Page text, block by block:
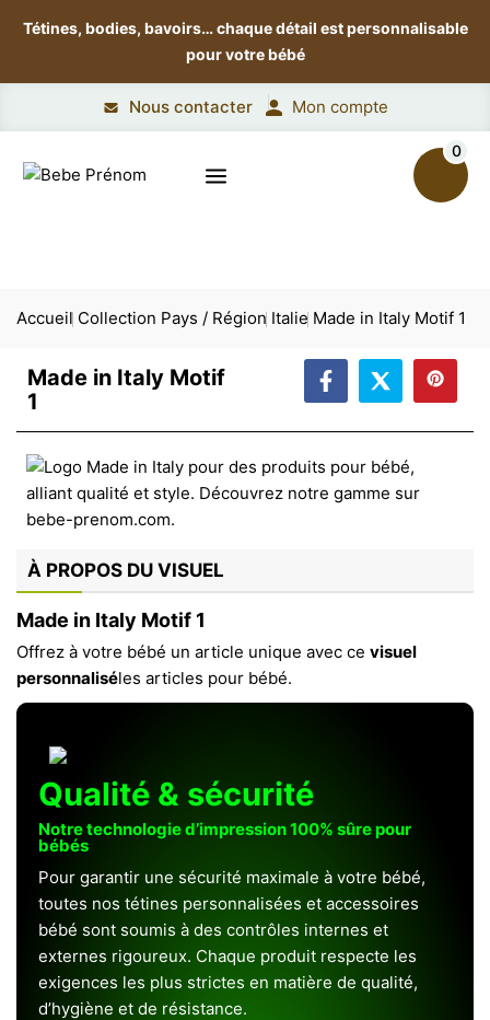
Tétines, bodies, bavoirs…chaque détail est personnalisable
pour votre bébé
Nous contacter Mon compte
0
Accueil Collection Pays / Région Italie Made in Italy Motif 1
Made in Italy Motif
1
À PROPOS DU VISUEL
Made in Italy Motif 1
Offrez à votre bébé un article unique avec ce visuel
personnaliséles articles pour bébé.
Qualité & sécurité
Notre technologie d’impression 100% sûre pour
bébés
Pour garantir une sécurité maximale à votre bébé,
toutes nos tétines personnalisées et accessoires
bébé sont soumis à des contrôles internes et
externes rigoureux. Chaque produit respecte les
exigences les plus strictes en matière de qualité,
d’hygiène et de résistance.